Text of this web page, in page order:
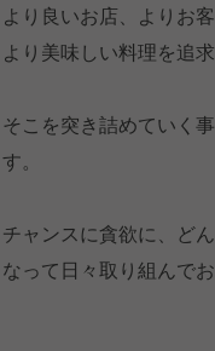
より良いお店、よりお
より美味しい料理を追
そこを突き詰めていく
す。
チャンスに貪欲に、ど
なって日々取り組んで